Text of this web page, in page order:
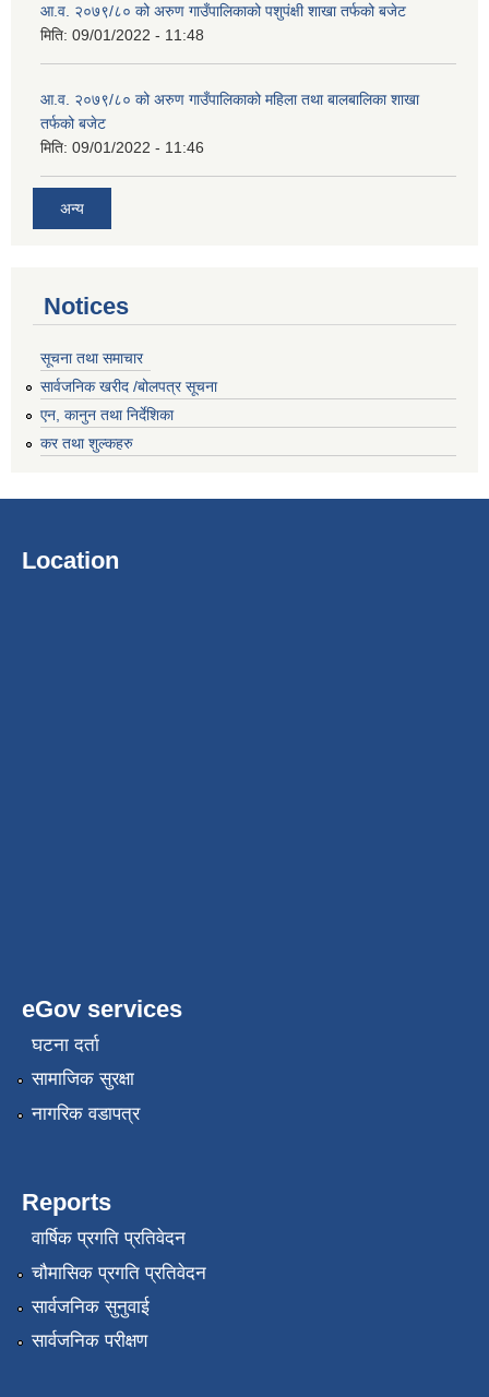
आ.व. २०७९/८० को अरुण गाउँपालिकाको पशुपंक्षी शाखा तर्फको बजेट
मिति: 09/01/2022 - 11:48
आ.व. २०७९/८० को अरुण गाउँपालिकाको महिला तथा बालबालिका शाखा
तर्फको बजेट
मिति: 09/01/2022 - 11:46
अन्य
Notices
सूचना तथा समाचार
सार्वजनिक खरीद /बोलपत्र सूचना
एन, कानुन तथा निर्देशिका
कर तथा शुल्कहरु
Location
eGov services
घटना दर्ता
सामाजिक सुरक्षा
नागरिक वडापत्र
Reports
वार्षिक प्रगति प्रतिवेदन
चौमासिक प्रगति प्रतिवेदन
सार्वजनिक सुनुवाई
सार्वजनिक परीक्षण